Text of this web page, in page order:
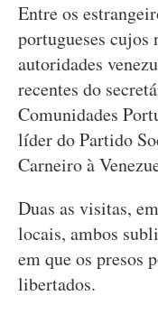
Entre os
portugueses cujos
autoridades
recentes do
Comunidades
líder do Partido
Carneiro à
Duas as visitas,
locais, ambos
em que os presos
libertados.